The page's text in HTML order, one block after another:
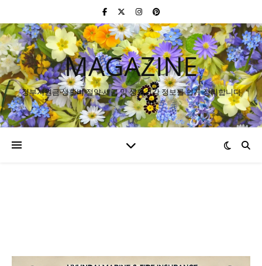
MAGAZINE
정부지원금·생활비 절약·세금 및 생활건강 정보를 쉽게 정리합니다